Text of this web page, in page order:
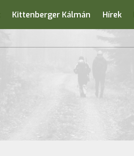
Kittenberger Kálmán Hírek